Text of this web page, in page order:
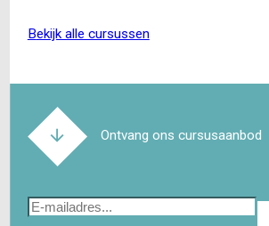
bekijk alle cursussen
Ontvang ons cursusaanbod
E-